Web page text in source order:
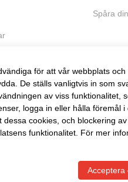
Spåra
FRI RETUR
Enkel retur inom 30 dagar
för att vår webbplats
De ställs vanligtvis in som
av viss funktionalitet,
logga in eller hålla föremål i
cookies, och blockering
funktionalitet. För mer
Acceptera